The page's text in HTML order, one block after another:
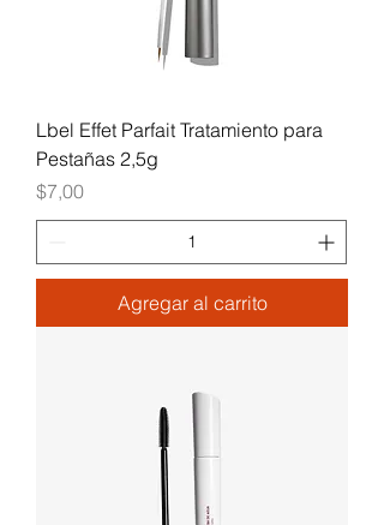
Lbel Effet Parfait Tratamiento para
Pestañas 2,5g
Precio
$7,00
Agregar al carrito